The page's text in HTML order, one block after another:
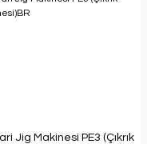
Jig Makinesi PE3 (Çıkrık